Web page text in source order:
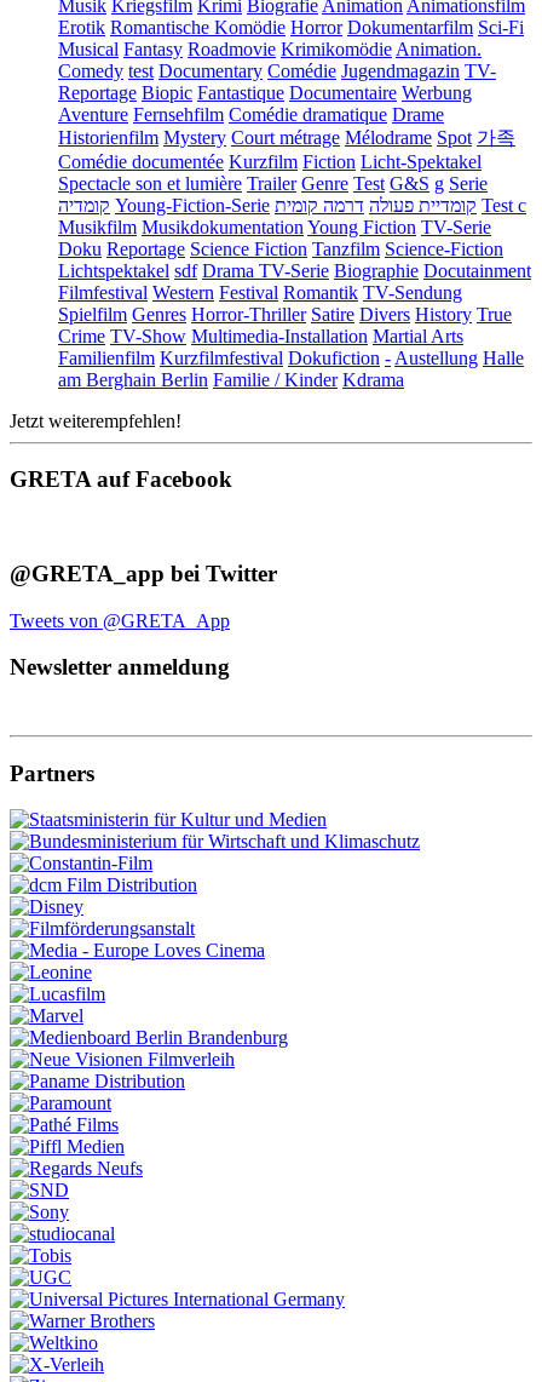
Musik Kriegsfilm Krimi Biografie Animation Animationsfilm
Erotik Romantische Komödie Horror Dokumentarfilm Sci-Fi
Musical Fantasy Roadmovie Krimikomödie Animation.
Comedy test Documentary Comédie Jugendmagazin TV-
Reportage Biopic Fantastique Documentaire Werbung
Aventure Fernsehfilm Comédie dramatique Drame
Historienfilm Mystery Court métrage Mélodrame Spot 가족
Comédie documentée Kurzfilm Fiction Licht-Spektakel
Spectacle son et lumière Trailer Genre Test G&S g Serie
קומדיה Young-Fiction-Serie קומדיית פעולה דרמה קומית
Test c
Musikfilm Musikdokumentation Young Fiction TV-Serie
Doku Reportage Science Fiction Tanzfilm Science-Fiction
Lichtspektakel sdf Drama TV-Serie Biographie Docutainment
Filmfestival Western Festival Romantik TV-Sendung
Spielfilm Genres Horror-Thriller Satire Divers History True
Crime TV-Show Multimedia-Installation Martial Arts
Familienfilm Kurzfilmfestival Dokufiction - Austellung Halle
am Berghain Berlin Familie / Kinder Kdrama
Jetzt weiterempfehlen!
GRETA auf Facebook
@GRETA_app bei Twitter
Tweets von @GRETA_App
Newsletter anmeldung
Partners